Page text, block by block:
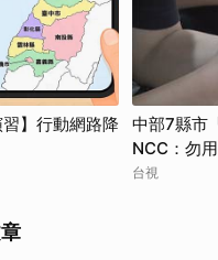
】行動網路降
中部7縣市
NCC：勿
台視